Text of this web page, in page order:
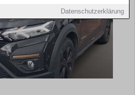
Datenschutzerklärung